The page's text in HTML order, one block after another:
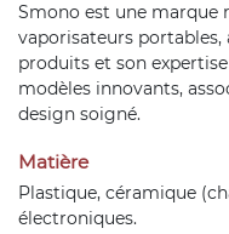
Smono est une marque
vaporisateurs portables,
produits et son
modèles innovants,
design soigné.
Matière
Plastique, céramique
électroniques.